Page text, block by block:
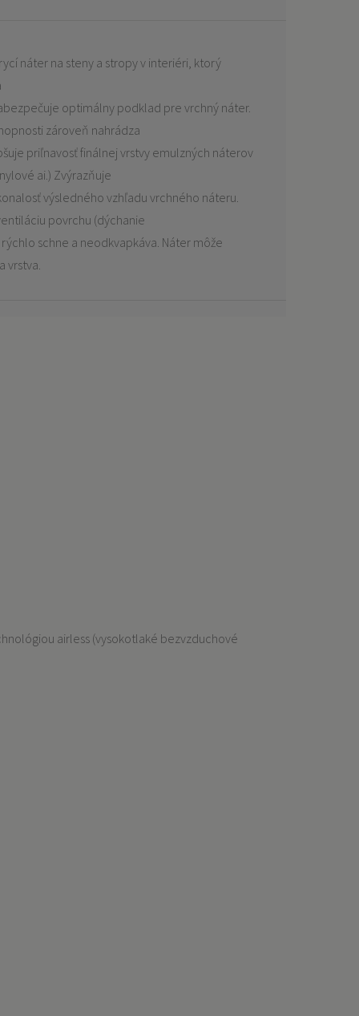
náter na steny a stropy v interiéri, ktorý
optimálny podklad pre vrchný náter.
zároveň nahrádza
priľnavosť finálnej vrstvy emulzných náterov
ai.) Zvýrazňuje
výsledného vzhľadu vrchného náteru.
povrchu (dýchanie
rýchlo schne a neodkvapkáva. Náter môže
vrstva.
airless (vysokotlaké bezvzduchové